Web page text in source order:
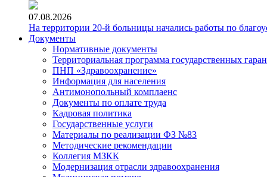
07.08.2026
На территории 20-й больницы начались работы по
Документы
Нормативные документы
Территориальная программа государственных
ПНП «Здравоохранение»
Информация для населения
Антимонопольный комплаенс
Документы по оплате труда
Кадровая политика
Государственные услуги
Материалы по реализации ФЗ №83
Методические рекомендации
Коллегия МЗКК
Модернизация отрасли здравоохранения